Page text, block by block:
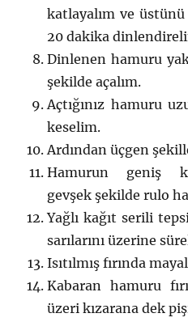
katlayalım ve
20 dakika
Dinlenen hamuru
şekilde açalım.
Açtığınız hamuru
keselim.
Ardından üçgen
Hamurun geniş
gevşek şekilde rulo
Yağlı kağıt serili
sarılarını üzerine
Isıtılmış fırında
Kabaran hamuru
üzeri kızarana dek